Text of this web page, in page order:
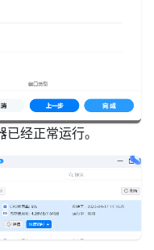
经正常运行。